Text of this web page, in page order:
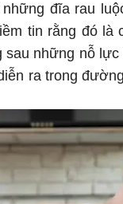
đĩa rau
tin rằng đó là
những nỗ
ra trong